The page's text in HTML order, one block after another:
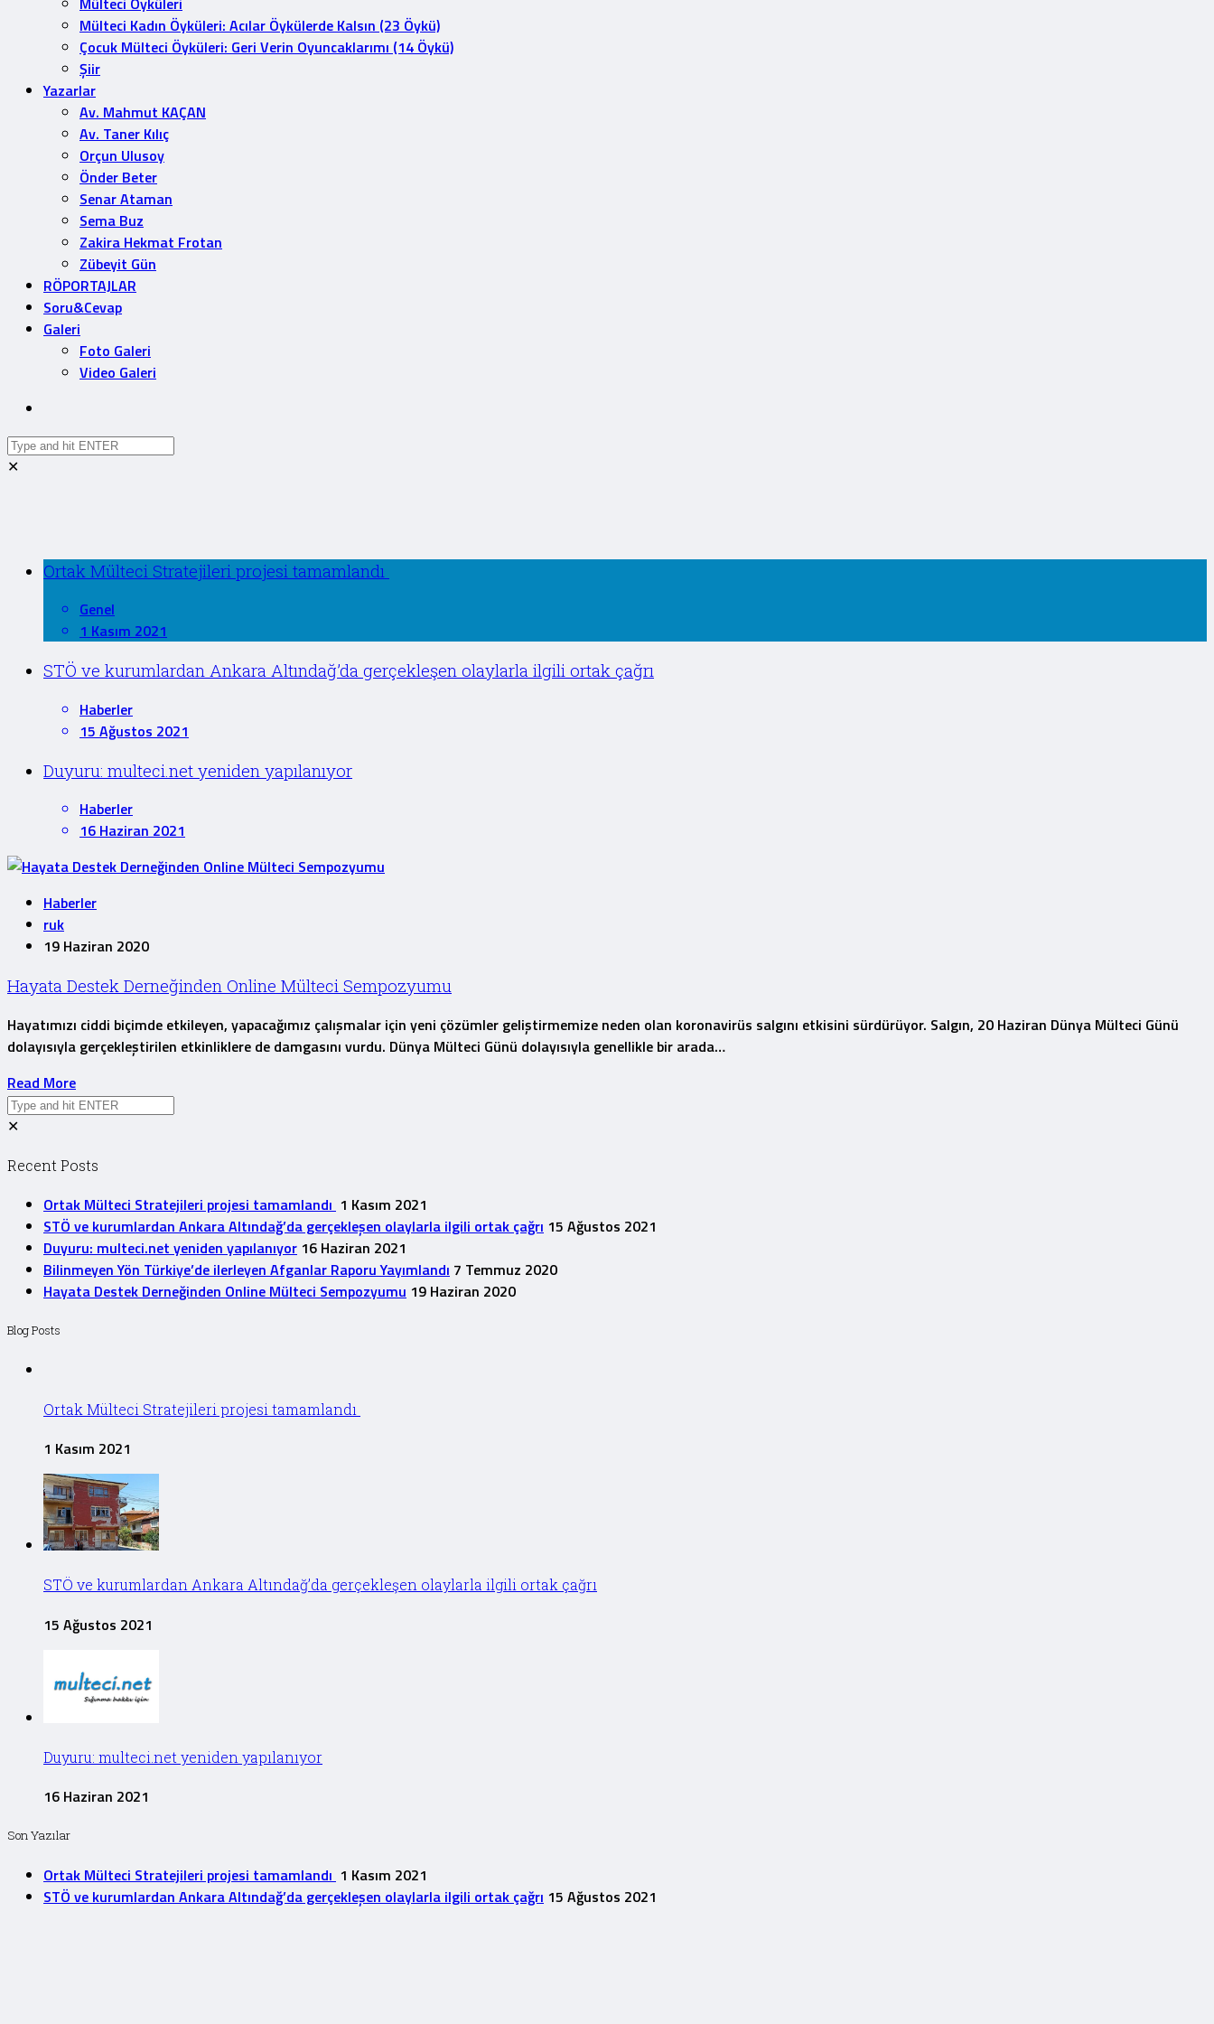
Mülteci Kadın Öyküleri: Acılar Öykülerde Kalsın (23 Öykü)
Çocuk Mülteci Öyküleri: Geri Verin Oyuncaklarımı (14 Öykü)
Şiir
Yazarlar
Av. Mahmut KAÇAN
Av. Taner Kılıç
Orçun Ulusoy
Önder Beter
Senar Ataman
Sema Buz
Zakira Hekmat Frotan
Zübeyit Gün
RÖPORTAJLAR
Soru&Cevap
Galeri
Foto Galeri
Video Galeri
✕
Ortak Mülteci Stratejileri projesi tamamlandı
Genel
1 Kasım 2021
STÖ ve kurumlardan Ankara Altındağ’da gerçekleşen olaylarla ilgili ortak çağrı
Haberler
15 Ağustos 2021
Duyuru: multeci.net yeniden yapılanıyor
Haberler
16 Haziran 2021
Haberler
ruk
19 Haziran 2020
Hayata Destek Derneğinden Online Mülteci Sempozyumu
Hayatımızı ciddi biçimde etkileyen, yapacağımız çalışmalar için yeni çözümler geliştirmemize neden olan koronavirüs salgını etkisini sürdürüyor. Salgın, 20 Haziran Dünya Mülteci Günü
dolayısıyla gerçekleştirilen etkinliklere de damgasını vurdu. Dünya Mülteci Günü dolayısıyla genellikle bir arada…
Read More
✕
Recent Posts
Ortak Mülteci Stratejileri projesi tamamlandı 1 Kasım 2021
STÖ ve kurumlardan Ankara Altındağ’da gerçekleşen olaylarla ilgili ortak çağrı 15 Ağustos 2021
Duyuru: multeci.net yeniden yapılanıyor 16 Haziran 2021
Bilinmeyen Yön Türkiye’de ilerleyen Afganlar Raporu Yayımlandı 7 Temmuz 2020
Hayata Destek Derneğinden Online Mülteci Sempozyumu 19 Haziran 2020
Blog Posts
Ortak Mülteci Stratejileri projesi tamamlandı
1 Kasım 2021
STÖ ve kurumlardan Ankara Altındağ’da gerçekleşen olaylarla ilgili ortak çağrı
15 Ağustos 2021
Duyuru: multeci.net yeniden yapılanıyor
16 Haziran 2021
Son Yazılar
Ortak Mülteci Stratejileri projesi tamamlandı 1 Kasım 2021
STÖ ve kurumlardan Ankara Altındağ’da gerçekleşen olaylarla ilgili ortak çağrı 15 Ağustos 2021